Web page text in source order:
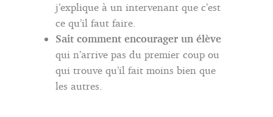
j’explique à un intervenant que c’est
ce qu’il faut faire.
Sait comment encourager un élève
qui n’arrive pas du premier coup ou
qui trouve qu’il fait moins bien que
les autres.